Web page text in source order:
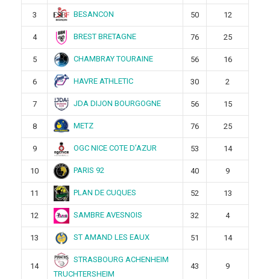
3 BESANCON 50 12
4 BREST BRETAGNE 76 25
5 CHAMBRAY TOURAINE 56 16
6 HAVRE ATHLETIC 30 2
7 JDA DIJON BOURGOGNE 56 15
8 METZ 76 25
9 OGC NICE COTE D’AZUR 53 14
10 PARIS 92 40 9
11 PLAN DE CUQUES 52 13
12 SAMBRE AVESNOIS 32 4
13 ST AMAND LES EAUX 51 14
14
STRASBOURG ACHENHEIM
TRUCHTERSHEIM
43 9